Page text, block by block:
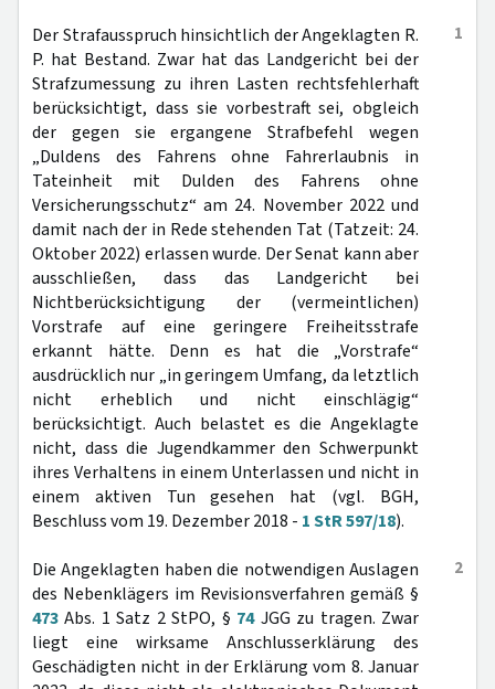
1
Der Strafausspruch hinsichtlich der Angeklagten R.
P. hat Bestand. Zwar hat das Landgericht bei der
Strafzumessung zu ihren Lasten rechtsfehlerhaft
berücksichtigt, dass sie vorbestraft sei, obgleich
der gegen sie ergangene Strafbefehl wegen
„Duldens des Fahrens ohne Fahrerlaubnis in
Tateinheit mit Dulden des Fahrens ohne
Versicherungsschutz“ am 24. November 2022 und
damit nach der in Rede stehenden Tat (Tatzeit: 24.
Oktober 2022) erlassen wurde. Der Senat kann aber
ausschließen, dass das Landgericht bei
Nichtberücksichtigung der (vermeintlichen)
Vorstrafe auf eine geringere Freiheitsstrafe
erkannt hätte. Denn es hat die „Vorstrafe“
ausdrücklich nur „in geringem Umfang, da letztlich
nicht erheblich und nicht einschlägig“
berücksichtigt. Auch belastet es die Angeklagte
nicht, dass die Jugendkammer den Schwerpunkt
ihres Verhaltens in einem Unterlassen und nicht in
einem aktiven Tun gesehen hat (vgl. BGH,
Beschluss vom 19. Dezember 2018 - 1 StR 597/18).
2
Die Angeklagten haben die notwendigen Auslagen
des Nebenklägers im Revisionsverfahren gemäß §
473 Abs. 1 Satz 2 StPO, § 74JGG zu tragen. Zwar
liegt eine wirksame Anschlusserklärung des
Geschädigten nicht in der Erklärung vom 8. Januar